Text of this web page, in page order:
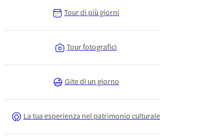
Tour di più giorni
Tour fotografici
Gite di un giorno
La tua esperienza nel patrimonio culturale